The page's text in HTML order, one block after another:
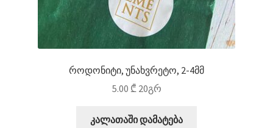
როდონიტი, უნახვრეტო, 2-4მმ
5.00 ₾ 20გრ
კალათაში დამატება